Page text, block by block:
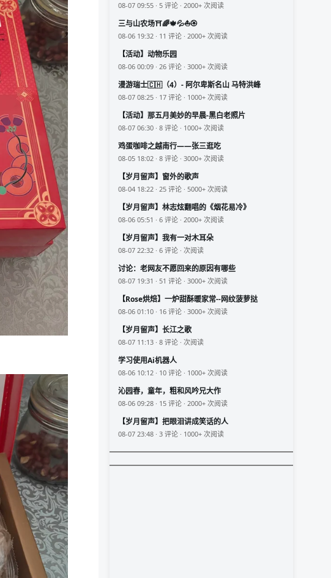
08-07 09:55 · 5 评论 · 2000+ 次阅读
三与山农场⛩️🌈🍁💦⛵🏵️
08-06 19:32 · 11 评论 · 2000+ 次阅读
【活动】动物乐园
08-06 00:09 · 26 评论 · 3000+ 次阅读
漫游瑞士🇨🇭（4）- 阿尔卑斯名山 马特洪峰
08-07 08:25 · 17 评论 · 1000+ 次阅读
【活动】那五月美妙的早晨-黑白老照片
08-07 06:30 · 8 评论 · 1000+ 次阅读
鸡蛋咖啡之越南行——张三逛吃
08-05 18:02 · 8 评论 · 3000+ 次阅读
【岁月留声】窗外的歌声
08-04 18:22 · 25 评论 · 5000+ 次阅读
【岁月留声】林志炫翻唱的《烟花易冷》
08-06 05:51 · 6 评论 · 2000+ 次阅读
【岁月留声】我有一对木耳朵
08-07 22:32 · 6 评论 · 次阅读
讨论：老网友不愿回来的原因有哪些
08-07 19:31 · 51 评论 · 3000+ 次阅读
【Rose烘焙】一炉甜酥暖家常--网纹菠萝挞
08-06 01:10 · 16 评论 · 3000+ 次阅读
【岁月留声】长江之歌
08-07 11:13 · 8 评论 · 次阅读
学习使用Ai机器人
08-06 10:12 · 10 评论 · 1000+ 次阅读
沁园春，童年，粗和风吟兄大作
08-06 09:28 · 15 评论 · 2000+ 次阅读
【岁月留声】把眼泪讲成笑话的人
08-07 23:48 · 3 评论 · 1000+ 次阅读